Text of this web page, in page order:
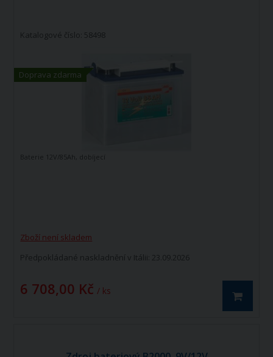
Doprava zdarma
Katalogové číslo: 58498
Zboží není skladem
Předpokládané naskladnění v Itálii: 23.09.2026
6 708,00 Kč / ks
Baterie 12V/85Ah, dobíjecí